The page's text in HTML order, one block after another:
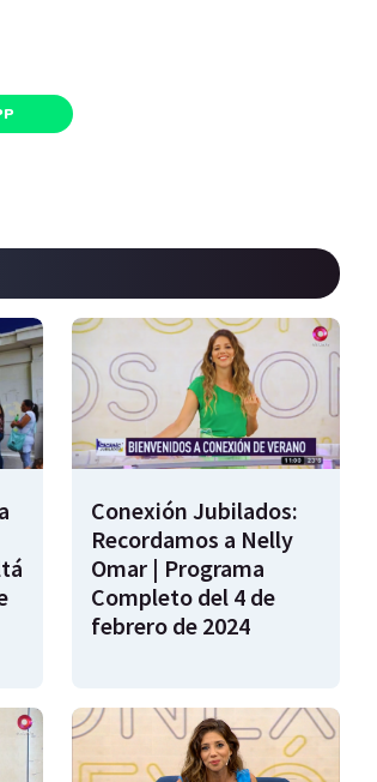
Conexión Jubilados:
Recordamos a Nelly
Omar | Programa
Completo del 4 de
febrero de 2024